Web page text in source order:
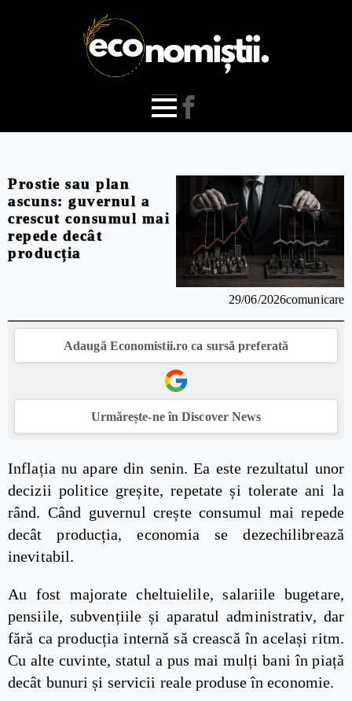
Prostie sau plan
ascuns: guvernul a
crescut consumul mai
repede decât
producția
29/06/2026comunicare
Adaugă Economistii.ro ca sursă preferată
Urmărește-ne în Discover News
Inflația nu apare din senin. Ea este rezultatul unor
decizii politice greșite, repetate și tolerate ani la
rând. Când guvernul crește consumul mai repede
decât producția, economia se dezechilibrează
inevitabil.
Au fost majorate cheltuielile, salariile bugetare,
pensiile, subvențiile și aparatul administrativ, dar
fără ca producția internă să crească în același ritm.
Cu alte cuvinte, statul a pus mai mulți bani în piață
decât bunuri și servicii reale produse în economie.